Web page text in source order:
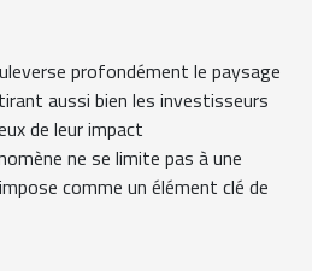
profondément le paysage
aussi bien les investisseurs
de leur impact
ne se limite pas à une
comme un élément clé de